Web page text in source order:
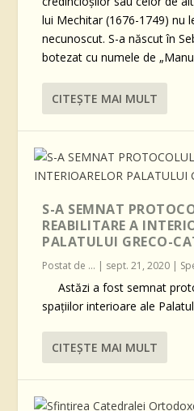
lui Mechitar (1676-1749) nu
necunoscut. S-a născut în
botezat cu numele de
CITEŞTE MAI MULT
S-A SEMNAT
REABILITARE A
PALATULUI GRECO-
Postat de ... | sept. 21, 2020 |
Astăzi a fost semnat
spațiilor interioare ale
CITEŞTE MAI MULT